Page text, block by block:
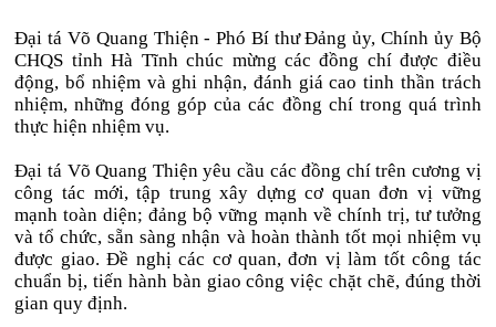
Đại tá Võ Quang Thiện - Phó Bí thư Đảng ủy, Chính ủy Bộ
CHQS tỉnh Hà Tĩnh chúc mừng các đồng chí được điều
động, bổ nhiệm và ghi nhận, đánh giá cao tinh thần trách
nhiệm, những đóng góp của các đồng chí trong quá trình
thực hiện nhiệm vụ.
Đại tá Võ Quang Thiện yêu cầu các đồng chí trên cương vị
công tác mới, tập trung xây dựng cơ quan đơn vị vững
mạnh toàn diện; đảng bộ vững mạnh về chính trị, tư tưởng
và tổ chức, sẵn sàng nhận và hoàn thành tốt mọi nhiệm vụ
được giao. Đề nghị các cơ quan, đơn vị làm tốt công tác
chuẩn bị, tiến hành bàn giao công việc chặt chẽ, đúng thời
gian quy định.